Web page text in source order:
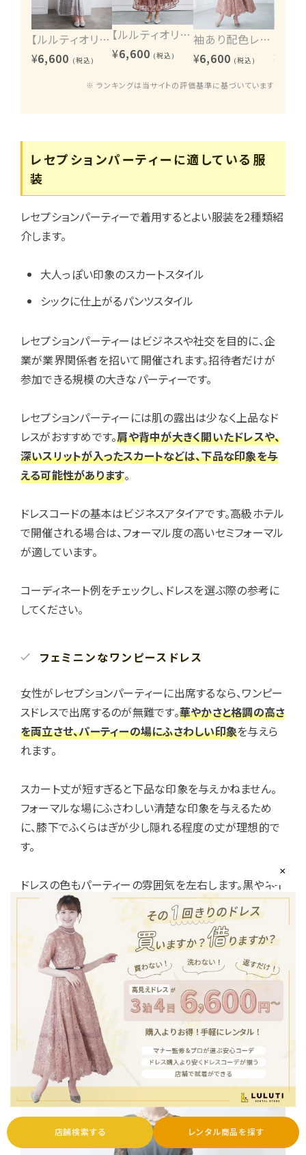
【ルルティオリジナル】ヴィンテージレース2wayワンピース
¥6,600 (税込)
【ルルティオリジナル】エンブロイダリーワンピース
¥6,600 (税込)
袖あり配色レースハシゴ切り替えワンピース
¥6,600 (税込) ¥
※ ランキングは当サイトの評価基準に基づいています
レセプションパーティーに適している服
装
レセプションパーティーで着用するとよい服装を2種類紹
介します。
大人っぽい印象のスカートスタイル
シックに仕上がるパンツスタイル
レセプションパーティーはビジネスや社交を目的に、企
業が業界関係者を招いて開催されます。招待者だけが
参加できる規模の大きなパーティーです。
レセプションパーティーには肌の露出は少なく上品なド
レスがおすすめです。肩や背中が大きく開いたドレスや、
深いスリットが入ったスカートなどは、下品な印象を与
える可能性があります。
ドレスコードの基本はビジネスアタイアです。高級ホテル
で開催される場合は、フォーマル度の高いセミフォーマル
が適しています。
コーディネート例をチェックし、ドレスを選ぶ際の参考に
してください。
フェミニンなワンピースドレス
女性がレセプションパーティーに出席するなら、ワンピー
スドレスで出席するのが無難です。華やかさと格調の高さ
を両立させ、パーティーの場にふさわしい印象を与えら
れます。
スカート丈が短すぎると下品な印象を与えかねません。
フォーマルな場にふさわしい清楚な印象を与えるため
に、膝下でふくらはぎが少し隠れる程度の丈が理想的で
す。
ドレスの色もパーティーの雰囲気を左右します。黒やネイ
ビーなどのダーク系を選びましょう。くすんだピンクやグ
リーン、ベージュなどの淡い色味も、上品な雰囲気を演
出するのに適しています。
アクセサリーは、パールやシルバーなどの上品なアイテ
ムがおすすめです。ワンピースドレスと合わせることで、さ
らにエレガントさを演出できます。
店舗検索する レンタル商品を探す
×